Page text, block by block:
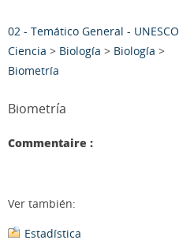
02 - Temático General - UNESCO
Ciencia > Biología > Biología >
Biometría
Biometría
Commentaire :
Ver también:
Estadística